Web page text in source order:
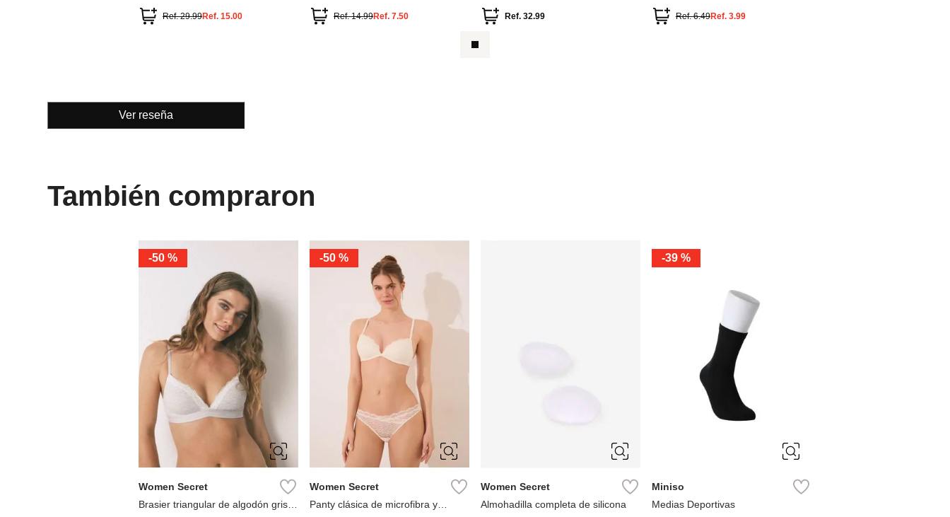
Ref.29.99Ref.15.00 Ref.14.99Ref. 7.50 Ref. 32.99 Ref.6.49Ref. 3.99
Ver reseña
También compraron
-50 %
90B
Women Secret
Brasier triangular de algodón gris
-50 %
L
M
Women Secret
Panty clásica de microfibra y
Women Secret
Almohadilla completa de silicona
-39 %
Miniso
Medias Deportivas